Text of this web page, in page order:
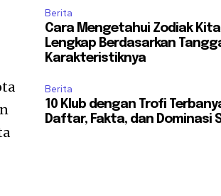
Berita
Cara Mengetahui Zodiak
Lengkap Berdasarkan
Karakteristiknya
Berita
10 Klub dengan Trofi
Daftar, Fakta, dan Dominasi